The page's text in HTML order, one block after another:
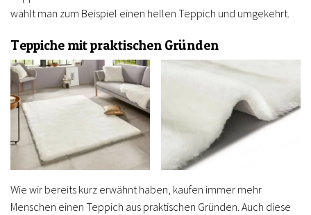
wählt man zum Beispiel einen hellen Teppich und umgekehrt.
Teppiche mit praktischen Gründen
Wie wir bereits kurz erwähnt haben, kaufen immer mehr
Menschen einen Teppich aus praktischen Gründen. Auch diese